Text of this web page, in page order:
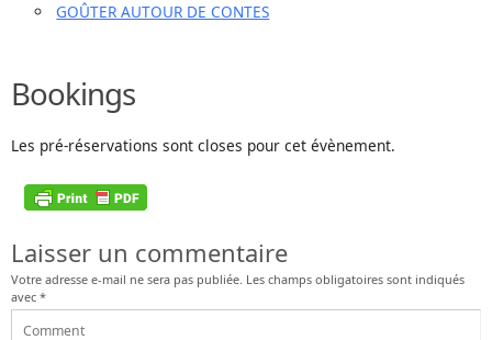
GOÛTER AUTOUR DE CONTES
Bookings
Les pré-réservations sont closes pour cet évènement.
Laisser un commentaire
Votre adresse e-mail ne sera pas publiée. Les champs obligatoires sont indiqués
avec *